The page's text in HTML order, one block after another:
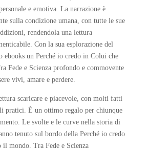
e emotiva. La narrazione è
sulla condizione umana, con tutte le sue
rendendola una lettura
Con la sua esplorazione del
ebooks un Perché io credo in Colui che
Fede e Scienza profondo e commovente
vivi, amare e perdere.
scaricare e piacevole, con molti fatti
pratici. È un ottimo regalo per chiunque
Le svolte e le curve nella storia di
tenuto sul bordo della Perché io credo
mondo. Tra Fede e Scienza